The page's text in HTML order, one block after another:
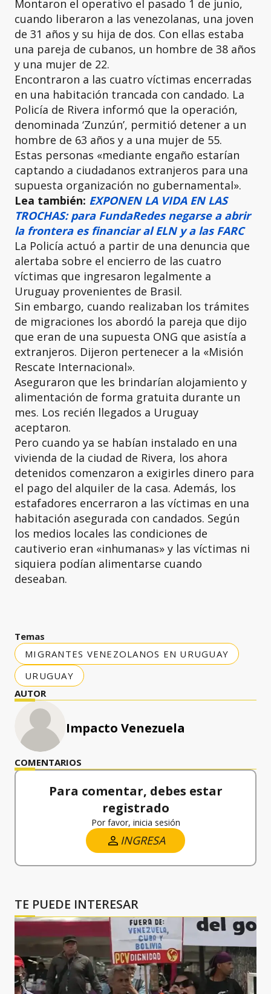
Montaron el operativo el pasado 1 de junio,
cuando liberaron a las venezolanas, una joven
de 31 años y su hija de dos. Con ellas estaba
una pareja de cubanos, un hombre de 38 años
y una mujer de 22.
Encontraron a las cuatro víctimas encerradas
en una habitación trancada con candado. La
Policía de Rivera informó que la operación,
denominada ‘Zunzún’, permitió detener a un
hombre de 63 años y a una mujer de 55.
Estas personas «mediante engaño estarían
captando a ciudadanos extranjeros para una
supuesta organización no gubernamental».
Lea también: EXPONEN LA VIDA EN LAS
TROCHAS: para FundaRedes negarse a abrir
la frontera es financiar al ELN y a las FARC
La Policía actuó a partir de una denuncia que
alertaba sobre el encierro de las cuatro
víctimas que ingresaron legalmente a
Uruguay provenientes de Brasil.
Sin embargo, cuando realizaban los trámites
de migraciones los abordó la pareja que dijo
que eran de una supuesta ONG que asistía a
extranjeros. Dijeron pertenecer a la «Misión
Rescate Internacional».
Aseguraron que les brindarían alojamiento y
alimentación de forma gratuita durante un
mes. Los recién llegados a Uruguay
aceptaron.
Pero cuando ya se habían instalado en una
vivienda de la ciudad de Rivera, los ahora
detenidos comenzaron a exigirles dinero para
el pago del alquiler de la casa. Además, los
estafadores encerraron a las víctimas en una
habitación asegurada con candados. Según
los medios locales las condiciones de
cautiverio eran «inhumanas» y las víctimas ni
siquiera podían alimentarse cuando
deseaban.
Temas
MIGRANTES VENEZOLANOS EN URUGUAY
URUGUAY
AUTOR
Impacto Venezuela
COMENTARIOS
Para comentar, debes estar
registrado
Por favor, inicia sesión
INGRESA
TE PUEDE INTERESAR